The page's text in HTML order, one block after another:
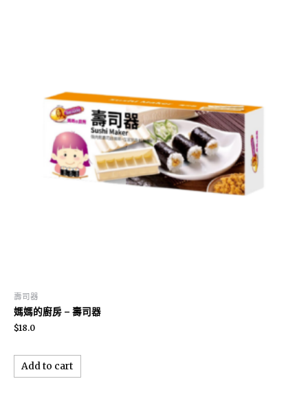
壽司器
媽媽的廚房 – 壽司器
$18.0
Add to cart